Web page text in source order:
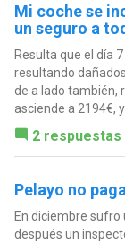
Mi coche se
un seguro a
Resulta que el día
resultando
de a lado también,
asciende a 2194€,
2 respuestas
Pelayo no
En diciembre sufro
después un